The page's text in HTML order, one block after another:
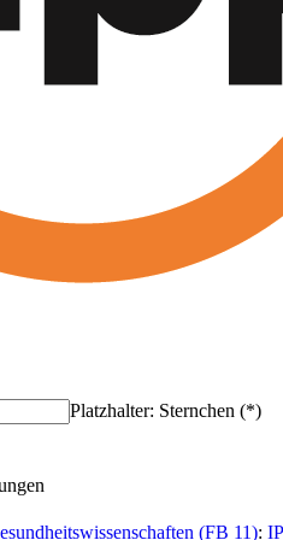
Platzhalter: Sternchen (*)
(FB 11):